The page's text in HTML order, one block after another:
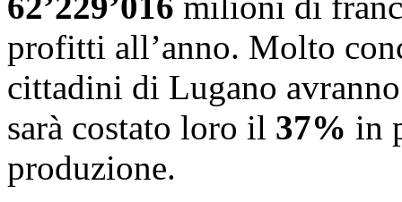
profitti all’anno. Molto
cittadini di Lugano
sarà costato loro il 37% in
produzione.